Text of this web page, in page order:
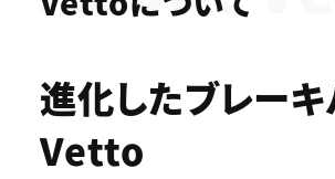
進化したブレーキ
Vetto